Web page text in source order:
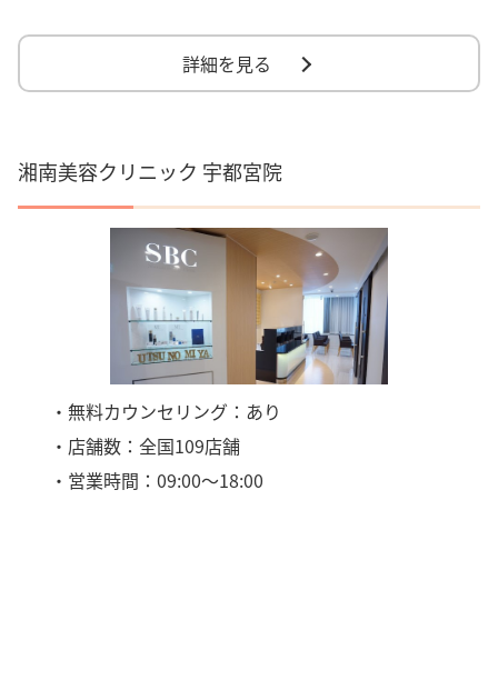
詳細を見る
湘南美容クリニック 宇都宮院
・無料カウンセリング：あり
・店舗数：全国109店舗
・営業時間：09:00〜18:00